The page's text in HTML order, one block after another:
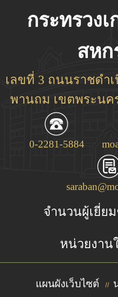
กระทรวง
สห
เลขที่ 3 ถนนราชดำ
พานถม เขตพระนค
0-2281-5884
จำนวนผู้เยี่ย
หน่วยงาน
แผนผังเว็บไซต์ //